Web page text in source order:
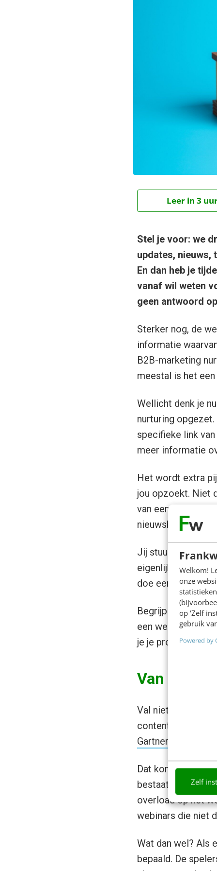
Welkom!
onze
op ‘Zelf
gebruik
Powered by
Zelf
Leer in 3
Stel je voor: we
updates, nieuws,
En dan heb je
vanaf wil weten
geen antwoord
Sterker nog, de
informatie
B2B-marketing
meestal is het
Wellicht denk je
nurturing
specifieke link
meer informatie
Het wordt extra
jou opzoekt. Niet
van een afspraak,
nieuwsbrief.
Jij stuurt dan
eigenlijk ‘zoek
doe een
Begrijp me niet
een wereld
je je prospect
Van
Val niet voor de
content. Ook niet
Gartner toont aan
Dat komt door
bestaat met elk
overload op het
webinars die niet
Wat dan wel? Als
bepaald. De